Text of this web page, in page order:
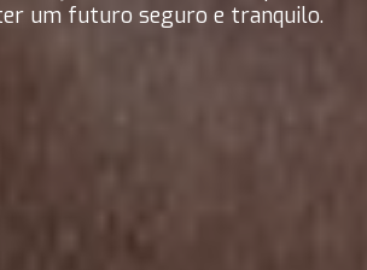
um futuro seguro e tranquilo.